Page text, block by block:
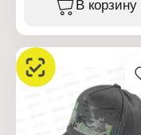
Бренд: Rossini
Возраст: детская
Крой: 6-ти клинка
Размер: 52-54
Цвет: в ассортименте
(голубой, белый)
Материал: хлопок
В корзину